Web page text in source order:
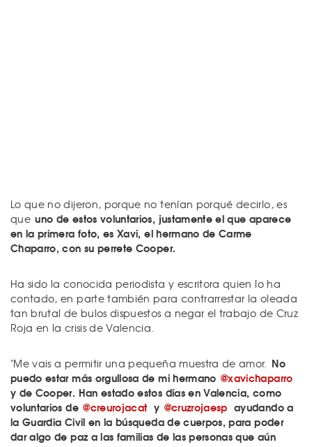
Lo que no dijeron, porque no tenían porqué decirlo, es
que uno de estos voluntarios, justamente el que aparece
en la primera foto, es Xavi, el hermano de Carme
Chaparro, con su perrete Cooper.
Ha sido la conocida periodista y escritora quien lo ha
contado, en parte también para contrarrestar la oleada
tan brutal de bulos dispuestos a negar el trabajo de Cruz
Roja en la crisis de Valencia.
"Me vais a permitir una pequeña muestra de amor. No
puedo estar más orgullosa de mi hermano @xavichaparro
y de Cooper. Han estado estos días en Valencia, como
voluntarios de @creurojacat y @cruzrojaesp ayudando a
la Guardia Civil en la búsqueda de cuerpos, para poder
dar algo de paz a las familias de las personas que aún